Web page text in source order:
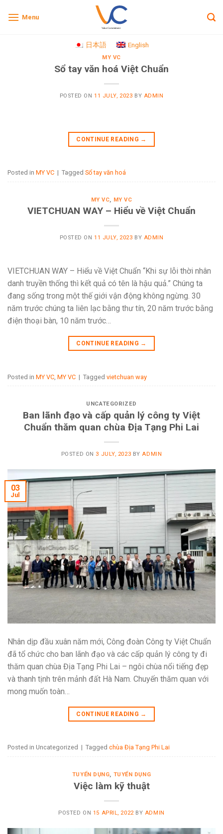
Menu
日本語 English
MY VC
Sổ tay văn hoá Việt Chuẩn
POSTED ON11 JULY, 2023 BY ADMIN
CONTINUE READING →
Posted in MY VC | Tagged Sổ tay văn hoá
MY VC MY VC
VIETCHUAN WAY – Hiểu về Việt Chuẩn
POSTED ON11 JULY, 2023 BY ADMIN
VIETCHUAN WAY – Hiểu về Việt Chuẩn “Khi sự lỗi thời nhân
danh truyền thống thì kết quả có tên là hậu quả.” Chúng ta
đang sống trong một thế giới vận động không ngừng. 30
năm trước chúng ta liên lạc bằng thư tín, 20 năm trước bằng
điện thoại bàn, 10 năm trước…
CONTINUE READING →
Posted in MY VC MY VC | Tagged vietchuan way
UNCATEGORIZED
Ban lãnh đạo và cấp quản lý công ty Việt
Chuẩn thăm quan chùa Địa Tạng Phi Lai
POSTED ON 3 JULY, 2023 BYADMIN
03
Jul
Nhân dịp đầu xuân năm mới, Công đoàn Công ty Việt Chuẩn
đã tổ chức cho ban lãnh đạo và các cấp quản lý công ty đi
thăm quan chùa Địa Tạng Phi Lai – ngôi chùa nổi tiếng đẹp
và thanh tịnh trên mảnh đất Hà Nam. Chuyến thăm quan với
mong muốn toàn…
CONTINUE READING →
Posted in Uncategorized | Tagged chùa Địa Tạng Phi Lai
TUYỂN DỤNG, TUYỂN DỤNG
Việc làm kỹ thuật
POSTED ON 15 APRIL, 2022BY ADMIN